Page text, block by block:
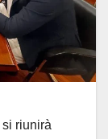
riunirà